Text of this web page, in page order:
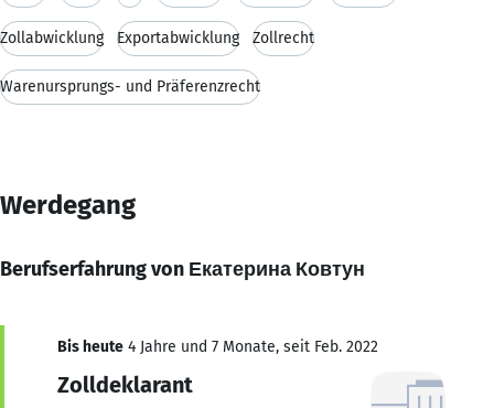
Zollabwicklung Exportabwicklung Zollrecht
Warenursprungs- und Präferenzrecht
Werdegang
Berufserfahrung von Екатерина Ковтун
Bis heute 4 Jahre und 7 Monate, seit Feb. 2022
Zolldeklarant